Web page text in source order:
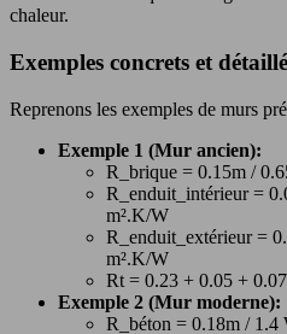
chaleur.
Exemples concrets et
Reprenons les exemples de murs
Exemple 1 (Mur ancien):
R_brique = 0.15m /
R_enduit_intérieur =
m².K/W
R_enduit_extérieur =
m².K/W
Rt = 0.23 + 0.05 +
Exemple 2 (Mur moderne):
R_béton = 0.18m /